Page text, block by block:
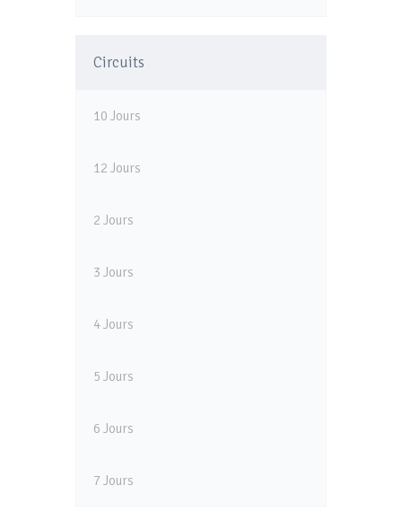
Circuits
10 Jours
12 Jours
2 Jours
3 Jours
4 Jours
5 Jours
6 Jours
7 Jours